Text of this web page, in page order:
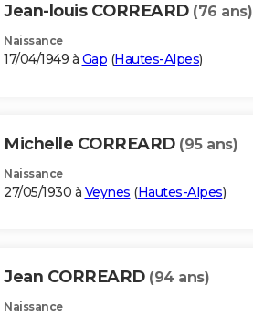
Jean-louis CORREARD (76 ans)
Naissance
17/04/1949 à Gap (Hautes-Alpes)
Michelle CORREARD (95 ans)
Naissance
27/05/1930 à Veynes (Hautes-Alpes)
Jean CORREARD (94 ans)
Naissance